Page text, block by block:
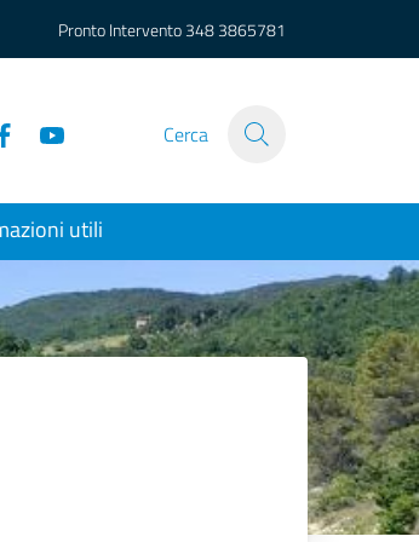
Pronto Intervento348 3865781
Facebook Cerca
utili